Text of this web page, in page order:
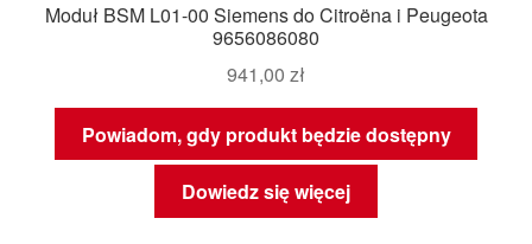
Moduł BSM L01-00 Siemens do Citroëna i Peugeota
9656086080
941,00 zł
Powiadom, gdy produkt będzie dostępny
Dowiedz się więcej